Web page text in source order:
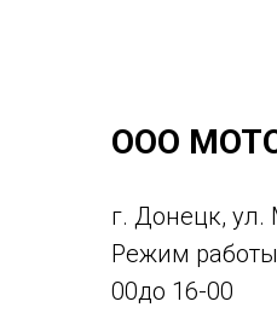
ООО
г. Донецк,
Режим
00до 16-00